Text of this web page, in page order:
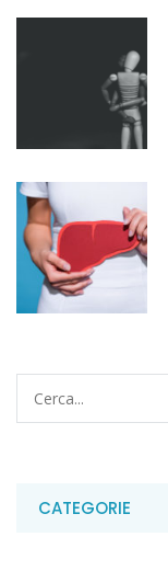
CATEGORIE